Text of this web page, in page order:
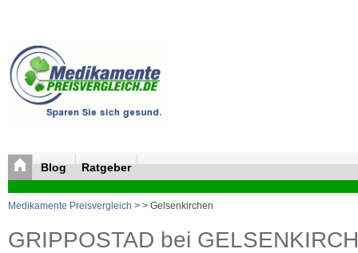
Blog Ratgeber
Medikamente Preisvergleich > > Gelsenkirchen
GRIPPOSTAD bei